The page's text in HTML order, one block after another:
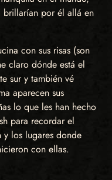
brillarían por él allá en
con sus risas (son
claro dónde está el
sur y también vé
aparecen sus
lo que les han hecho
para recordar el
los lugares donde
con ellas.